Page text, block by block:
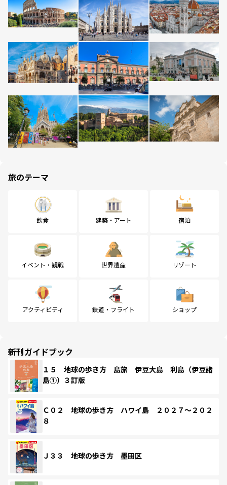
旅のテーマ
飲食 建築・アート 宿泊
イベント・観戦 世界遺産 リゾート
アクティビティ 鉄道・フライト ショップ
新刊ガイドブック
１５ 地球の歩き方 島旅 伊豆大島 利島（伊豆諸
島①）３訂版
Ｃ０２ 地球の歩き方 ハワイ島 ２０２７～２０２
８
Ｊ３３ 地球の歩き方 墨田区